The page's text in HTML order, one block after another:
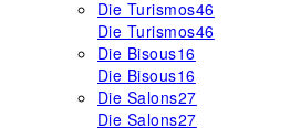
Die Turismos46
Die Turismos46
Die Bisous16
Die Bisous16
Die Salons27
Die Salons27